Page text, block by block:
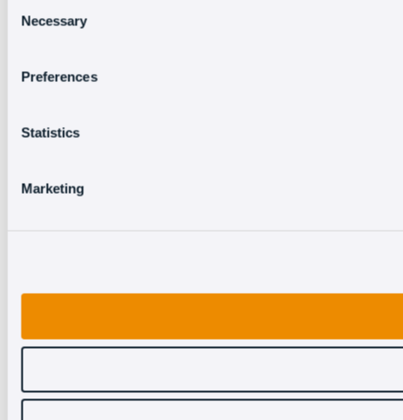
Selection
Necessary
Preferences
Statistics
Marketing